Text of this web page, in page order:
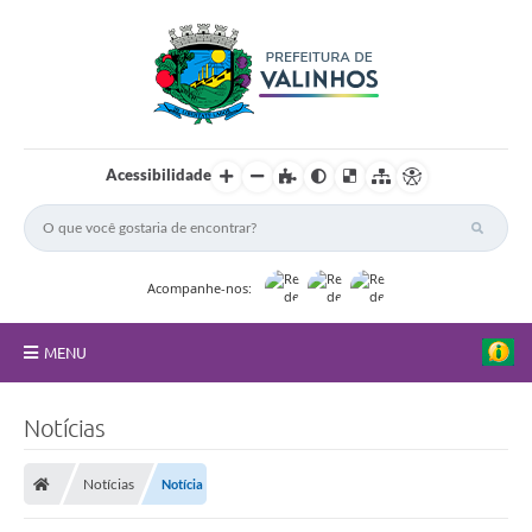
Acessibilidade
Acompanhe-nos:
MENU
Notícias
Notícias Notícia